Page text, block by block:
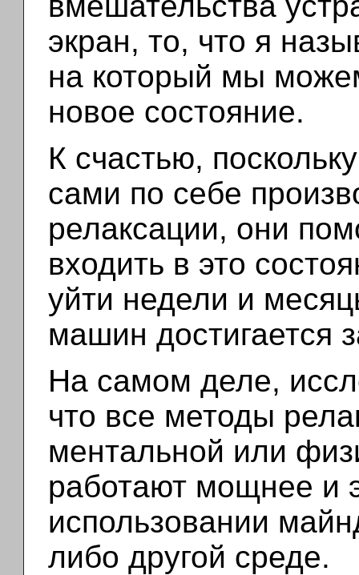
экран, то, что я
на который мы
новое состояние.
К счастью,
сами по себе
релаксации, они
входить в это
уйти недели и
машин достигается
На самом деле,
что все методы
ментальной или
работают мощнее и
использовании
либо другой среде.